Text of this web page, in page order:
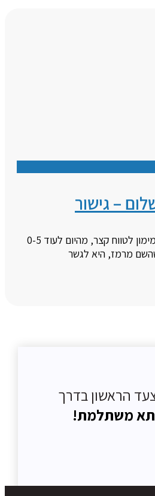
– גישור
הלוואות גישור / בלון / בולט מימון לטווח קצר, מהיום לעוד 0-5
מרמז, היא לגשר
הראשון בדרך
משתלמת!